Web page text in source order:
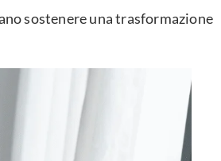
sostenere una trasformazione